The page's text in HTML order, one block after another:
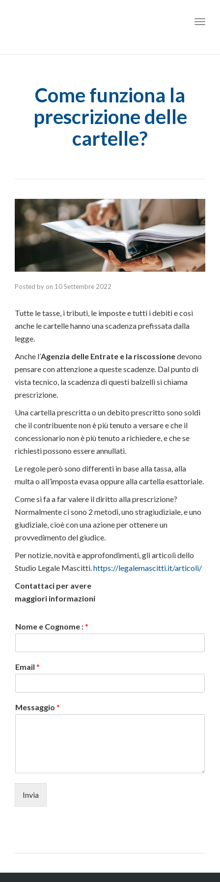
Come funziona la
prescrizione delle
cartelle?
Posted by on 10 Settembre 2022
Tutte le tasse, i tributi, le imposte e tutti i debiti e così
anche le cartelle hanno una scadenza prefissata dalla
legge.
Anche l’Agenzia delle Entrate e la riscossionedevono
pensare con attenzione a queste scadenze. Dal punto di
vista tecnico, la scadenza di questi balzelli si chiama
prescrizione.
Una cartella prescritta o un debito prescritto sono soldi
che il contribuente non è più tenuto a versare e che il
concessionario non è più tenuto a richiedere, e che se
richiesti possono essere annullati.
Le regole però sono differenti in base alla tassa, alla
multa o all’imposta evasa oppure alla cartella esattoriale.
Come si fa a far valere il diritto alla prescrizione?
Normalmente ci sono 2 metodi, uno stragiudiziale, e uno
giudiziale, cioè con una azione per ottenere un
provvedimento del giudice.
Per notizie, novità e approfondimenti, gli articoli dello
Studio Legale Mascitti. https://legalemascitti.it/articoli/
Contattaci per avere
maggiori informazioni
Nome e Cognome :*
Email *
Messaggio *
Invia